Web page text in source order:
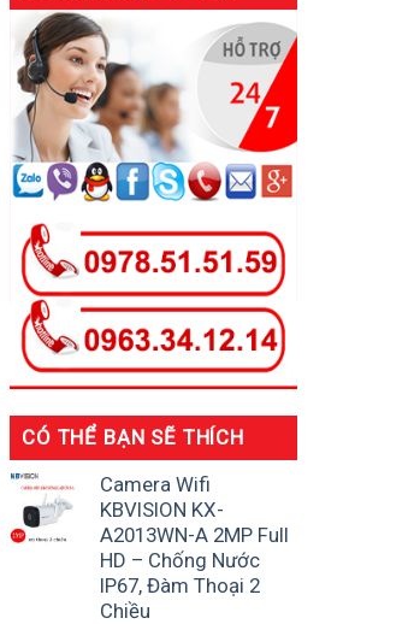
CÓ THỂ BẠN SẼ THÍCH
Camera Wifi
KBVISION KX-
A2013WN-A 2MP Full
HD – Chống Nước
IP67, Đàm Thoại 2
Chiều